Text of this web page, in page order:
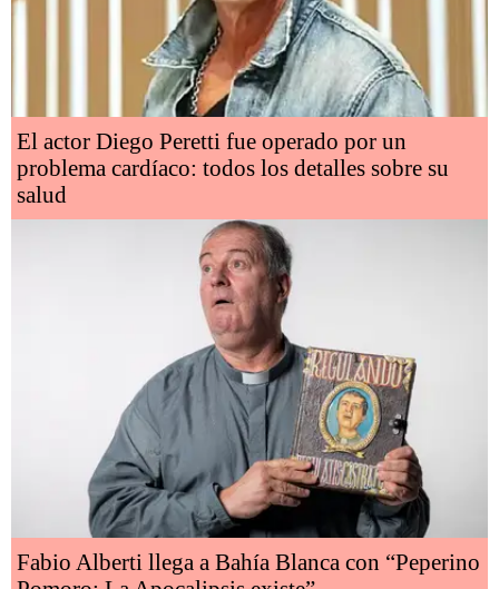
El actor Diego Peretti fue operado por un
problema cardíaco: todos los detalles sobre su
salud
Fabio Alberti llega a Bahía Blanca con “Peperino